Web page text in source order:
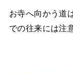
お寺へ向かう道
での往来には注